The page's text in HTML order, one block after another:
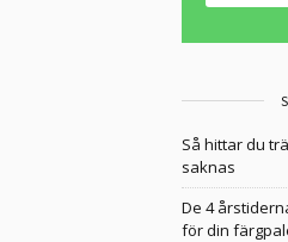
Så hittar du
saknas
De 4
för din